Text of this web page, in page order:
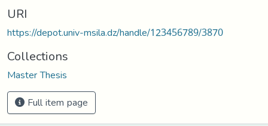
URI
https://depot.univ-msila.dz/handle/123456789/3870
Collections
Master Thesis
Full item page